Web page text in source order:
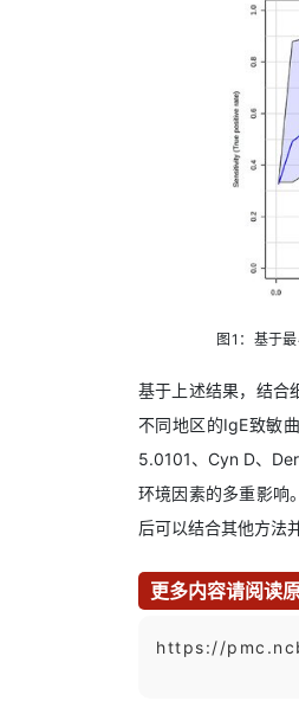
图1：基于
基于上述结果，结合
不同地区的IgE致敏
5.0101、Cyn D、
环境因素的多重影响
后可以结合其他方法
更多内容请阅读
https://